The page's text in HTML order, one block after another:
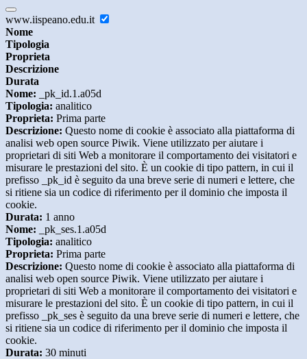
www.iispeano.edu.it
Nome
Tipologia
Proprieta
Descrizione
Durata
Nome: _pk_id.1.a05d
Tipologia: analitico
Proprieta: Prima parte
Descrizione: Questo nome di cookie è associato alla piattaforma di
analisi web open source Piwik. Viene utilizzato per aiutare i
proprietari di siti Web a monitorare il comportamento dei visitatori e
misurare le prestazioni del sito. È un cookie di tipo pattern, in cui il
prefisso _pk_id è seguito da una breve serie di numeri e lettere, che
si ritiene sia un codice di riferimento per il dominio che imposta il
cookie.
Durata: 1 anno
Nome: _pk_ses.1.a05d
Tipologia: analitico
Proprieta: Prima parte
Descrizione: Questo nome di cookie è associato alla piattaforma di
analisi web open source Piwik. Viene utilizzato per aiutare i
proprietari di siti Web a monitorare il comportamento dei visitatori e
misurare le prestazioni del sito. È un cookie di tipo pattern, in cui il
prefisso _pk_ses è seguito da una breve serie di numeri e lettere, che
si ritiene sia un codice di riferimento per il dominio che imposta il
cookie.
Durata: 30 minuti